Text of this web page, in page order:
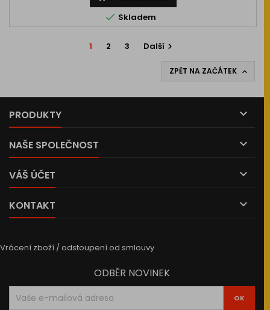
 Skladem
1 2 3 Další
ZPĚT NA ZAČÁTEK 
PRODUKTY 
NAŠE SPOLEČNOST 
VÁŠ ÚČET 
KONTAKT 
Vrácení zboží / odstoupení od smlouvy
ODBĚR NOVINEK